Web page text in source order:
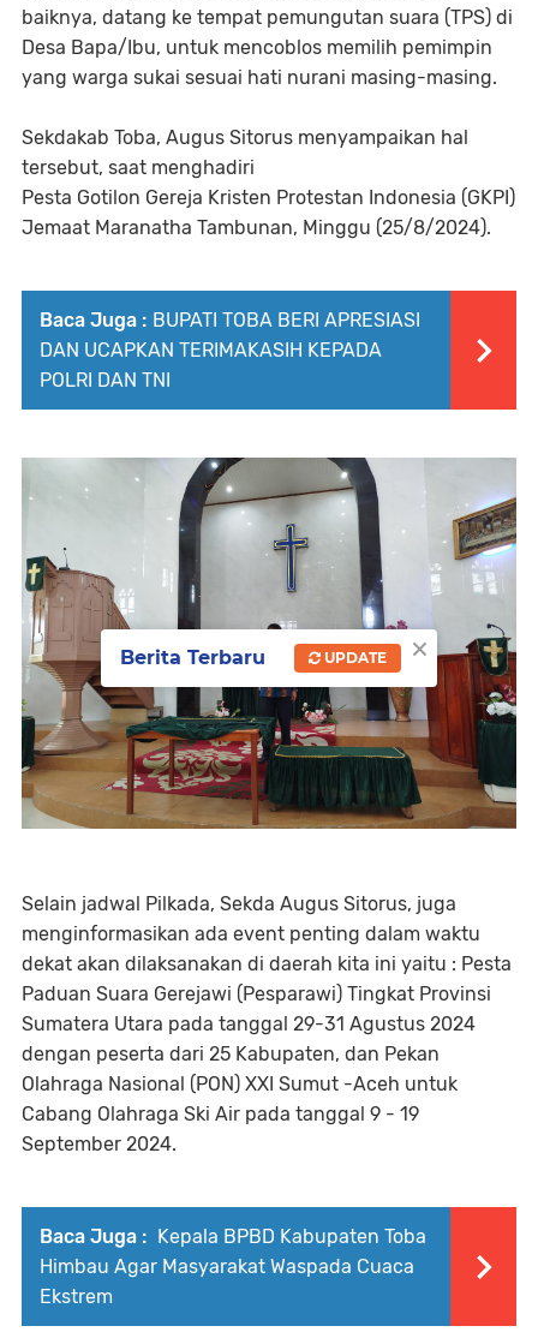
baiknya, datang ke tempat pemungutan suara (TPS) di
Desa Bapa/Ibu, untuk mencoblos memilih pemimpin
yang warga sukai sesuai hati nurani masing-masing.
Sekdakab Toba, Augus Sitorus menyampaikan hal
tersebut, saat menghadiri
Pesta Gotilon Gereja Kristen Protestan Indonesia (GKPI)
Jemaat Maranatha Tambunan, Minggu (25/8/2024).
Baca Juga : BUPATI TOBA BERI APRESIASI
DAN UCAPKAN TERIMAKASIH KEPADA
POLRI DAN TNI
Selain jadwal Pilkada, Sekda Augus Sitorus, juga
menginformasikan ada event penting dalam waktu
dekat akan dilaksanakan di daerah kita ini yaitu : Pesta
Paduan Suara Gerejawi (Pesparawi) Tingkat Provinsi
Sumatera Utara pada tanggal 29-31 Agustus 2024
dengan peserta dari 25 Kabupaten, dan Pekan
Olahraga Nasional (PON) XXI Sumut -Aceh untuk
Cabang Olahraga Ski Air pada tanggal 9 - 19
September 2024.
Baca Juga : Kepala BPBD Kabupaten Toba
Himbau Agar Masyarakat Waspada Cuaca
Ekstrem
×
Berita Terbaru UPDATE